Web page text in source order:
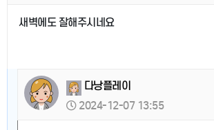
새벽에도 잘해주시네요
다낭플레이
2024-12-07 13:55